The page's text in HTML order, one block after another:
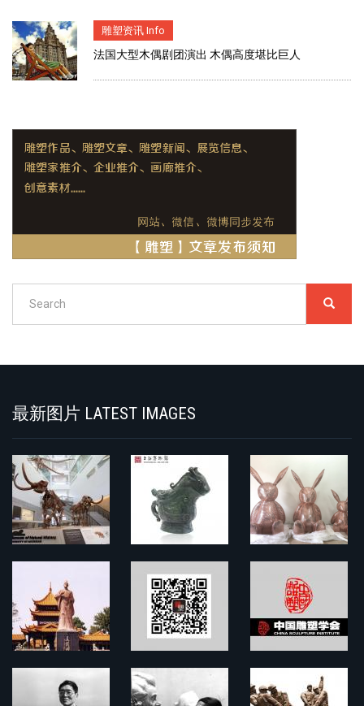
雕塑资讯 Info
法国大型木偶剧团演出 木偶高度堪比巨人
最新图片 LATEST IMAGES